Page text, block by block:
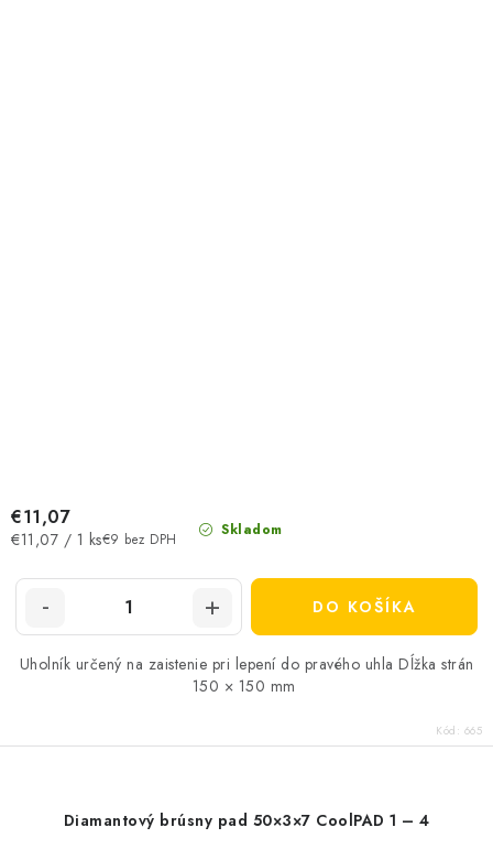
Skladom
€9 bez DPH
€11,07
Jednotková
€11,07 / 1 ks
DO KOŠÍKA
Uholník určený na zaistenie pri lepení do pravého uhla Dĺžka strán
150 × 150 mm
Kód: 665
Diamantový brúsny pad 50×3×7 CoolPAD 1 – 4